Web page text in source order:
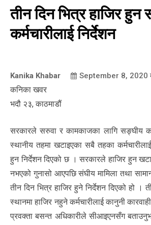
तीन दिन भित्र हाजिर हुन
कर्मचारीलाई निर्देशन
Kanika Khabar September 8, 2020
कनिका खवर
भदौ २३, काठमाडौं
सरकारले सरुवा र कामकाजका लागि सङ्घीय
स्थानीय तहमा खटाइएका सबै तहका
हुन निर्देशन दिएको छ । सरकारले हाजिर हुन
नभएको गुनासो आएपछि संघीय मामिला तथा
तीन दिन भित्र हाजिर हुने निर्देशन दिएको हो ।
स्थानमा हाजिर नहुने कर्मचारीलाई कानुनी
प्रवक्ता बसन्त अधिकारीले सीआइएनसँग